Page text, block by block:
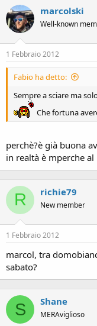
marcolski
Well-known
1 Febbraio 2012
Fabio ha detto:
Sempre a sciare ma
Che fortuna
perchè?è già buona
in realtà è mperche
R richie79
New member
1 Febbraio 2012
marcol, tra
sabato?
S Shane
MERAviglioso